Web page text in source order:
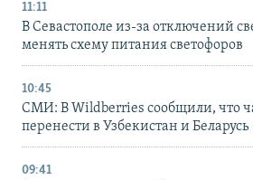
11:11
В Севастополе из-за отключений
менять схему питания светофоров
10:45
СМИ: В Wildberries сообщили, что
перенести в Узбекистан и Беларусь
09:41